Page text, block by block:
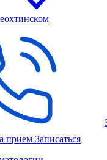
прием Записаться